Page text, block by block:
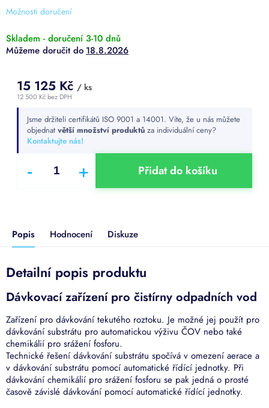
Možnosti doručení
5
hvězdiček.
Skladem - doručení 3-10 dnů
18.8.2026
15 125 Kč / ks
12 500 Kč bez DPH
cena:Jsme držiteli certifikátů ISO 9001 a 14001. Víte, že u nás můžete
objednat větší množství produktů za individuální ceny?
Kontaktujte nás!
Přidat do košíku
Popis Hodnocení Diskuze
Detailní popis produktu
Dávkovací zařízení pro čistírny odpadních vod
Zařízení pro dávkování tekutého roztoku. Je možné jej použít pro
dávkování substrátu pro automatickou výživu ČOV nebo také
chemikálií pro srážení fosforu.
Technické řešení dávkování substrátu spočívá v omezení aerace a
v dávkování substrátu pomocí automatické řídící jednotky. Při
dávkování chemikálií pro srážení fosforu se pak jedná o prosté
časově závislé dávkování pomocí automatické řídící jednotky.